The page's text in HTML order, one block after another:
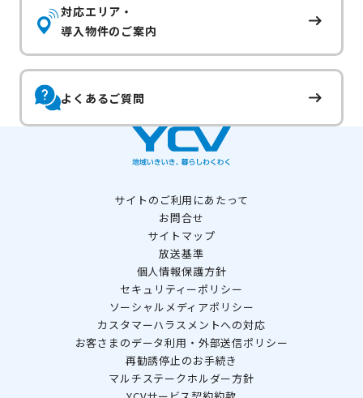
対応エリア・
導入物件のご案内
よくあるご質問
サイトのご利用にあたって
お問合せ
サイトマップ
放送基準
個人情報保護方針
セキュリティーポリシー
ソーシャルメディアポリシー
カスタマーハラスメントへの対応
お客さまのデータ利用・外部送信ポリシー
再勧誘停止のお手続き
マルチステークホルダー方針